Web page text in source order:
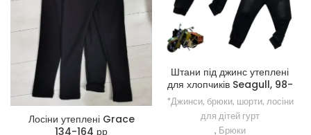
Лосіни утеплені Grace
134-164 рр
Штани під джинс утеплені
для хлопчиків Seagull, 98-
128 рр.
*Джинси, брюки, шорти, лосіни
для дітей гурт
, Брюки